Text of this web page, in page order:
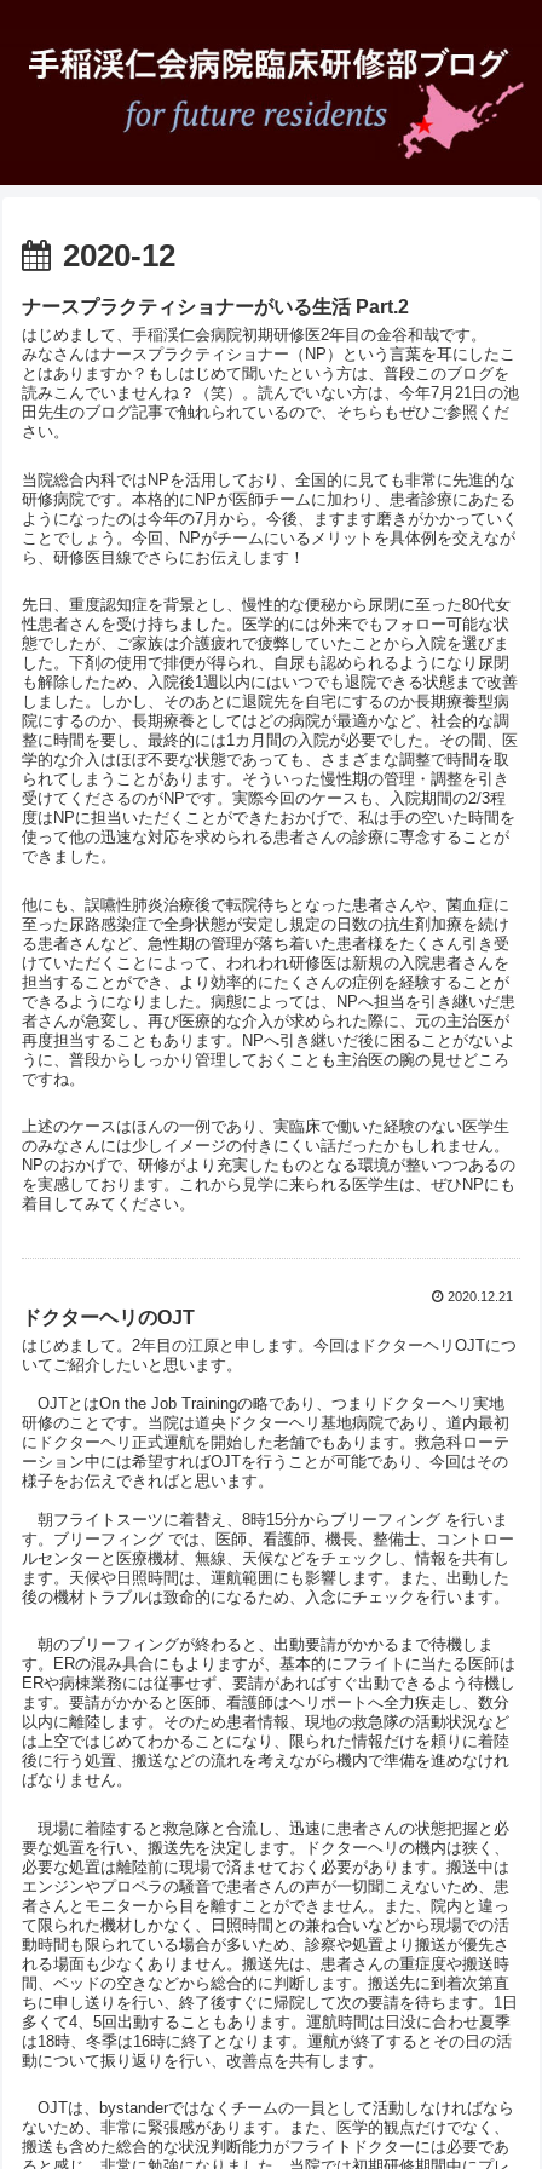
2020-12
ナースプラクティショナーがいる生活 Part.2
はじめまして、手稲渓仁会病院初期研修医2年目の金谷和哉です。
みなさんはナースプラクティショナー（NP）という言葉を耳にしたこ
とはありますか？もしはじめて聞いたという方は、普段このブログを
読みこんでいませんね？（笑）。読んでいない方は、今年7月21日の池
田先生のブログ記事で触れられているので、そちらもぜひご参照くだ
さい。
当院総合内科ではNPを活用しており、全国的に見ても非常に先進的な
研修病院です。本格的にNPが医師チームに加わり、患者診療にあたる
ようになったのは今年の7月から。今後、ますます磨きがかかっていく
ことでしょう。今回、NPがチームにいるメリットを具体例を交えなが
ら、研修医目線でさらにお伝えします！
先日、重度認知症を背景とし、慢性的な便秘から尿閉に至った80代女
性患者さんを受け持ちました。医学的には外来でもフォロー可能な状
態でしたが、ご家族は介護疲れで疲弊していたことから入院を選びま
した。下剤の使用で排便が得られ、自尿も認められるようになり尿閉
も解除したため、入院後1週以内にはいつでも退院できる状態まで改善
しました。しかし、そのあとに退院先を自宅にするのか長期療養型病
院にするのか、長期療養としてはどの病院が最適かなど、社会的な調
整に時間を要し、最終的には1カ月間の入院が必要でした。その間、医
学的な介入はほぼ不要な状態であっても、さまざまな調整で時間を取
られてしまうことがあります。そういった慢性期の管理・調整を引き
受けてくださるのがNPです。実際今回のケースも、入院期間の2/3程
度はNPに担当いただくことができたおかげで、私は手の空いた時間を
使って他の迅速な対応を求められる患者さんの診療に専念することが
できました。
他にも、誤嚥性肺炎治療後で転院待ちとなった患者さんや、菌血症に
至った尿路感染症で全身状態が安定し規定の日数の抗生剤加療を続け
る患者さんなど、急性期の管理が落ち着いた患者様をたくさん引き受
けていただくことによって、われわれ研修医は新規の入院患者さんを
担当することができ、より効率的にたくさんの症例を経験することが
できるようになりました。病態によっては、NPへ担当を引き継いだ患
者さんが急変し、再び医療的な介入が求められた際に、元の主治医が
再度担当することもあります。NPへ引き継いだ後に困ることがないよ
うに、普段からしっかり管理しておくことも主治医の腕の見せどころ
ですね。
上述のケースはほんの一例であり、実臨床で働いた経験のない医学生
のみなさんには少しイメージの付きにくい話だったかもしれません。
NPのおかげで、研修がより充実したものとなる環境が整いつつあるの
を実感しております。これから見学に来られる医学生は、ぜひNPにも
着目してみてください。
2020.12.21
ドクターヘリのOJT
はじめまして。2年目の江原と申します。今回はドクターヘリOJTにつ
いてご紹介したいと思います。
OJTとはOn the Job Trainingの略であり、つまりドクターヘリ実地
研修のことです。当院は道央ドクターヘリ基地病院であり、道内最初
にドクターヘリ正式運航を開始した老舗でもあります。救急科ローテ
ーション中には希望すればOJTを行うことが可能であり、今回はその
様子をお伝えできればと思います。
朝フライトスーツに着替え、8時15分からブリーフィング を行いま
す。ブリーフィング では、医師、看護師、機長、整備士、コントロー
ルセンターと医療機材、無線、天候などをチェックし、情報を共有し
ます。天候や日照時間は、運航範囲にも影響します。また、出動した
後の機材トラブルは致命的になるため、入念にチェックを行います。
朝のブリーフィングが終わると、出動要請がかかるまで待機しま
す。ERの混み具合にもよりますが、基本的にフライトに当たる医師は
ERや病棟業務には従事せず、要請があればすぐ出動できるよう待機し
ます。要請がかかると医師、看護師はヘリポートへ全力疾走し、数分
以内に離陸します。そのため患者情報、現地の救急隊の活動状況など
は上空ではじめてわかることになり、限られた情報だけを頼りに着陸
後に行う処置、搬送などの流れを考えながら機内で準備を進めなけれ
ばなりません。
現場に着陸すると救急隊と合流し、迅速に患者さんの状態把握と必
要な処置を行い、搬送先を決定します。ドクターヘリの機内は狭く、
必要な処置は離陸前に現場で済ませておく必要があります。搬送中は
エンジンやプロペラの騒音で患者さんの声が一切聞こえないため、患
者さんとモニターから目を離すことができません。また、院内と違っ
て限られた機材しかなく、日照時間との兼ね合いなどから現場での活
動時間も限られている場合が多いため、診察や処置より搬送が優先さ
れる場面も少なくありません。搬送先は、患者さんの重症度や搬送時
間、ベッドの空きなどから総合的に判断します。搬送先に到着次第直
ちに申し送りを行い、終了後すぐに帰院して次の要請を待ちます。1日
多くて4、5回出動することもあります。運航時間は日没に合わせ夏季
は18時、冬季は16時に終了となります。運航が終了するとその日の活
動について振り返りを行い、改善点を共有します。
OJTは、bystanderではなくチームの一員として活動しなければなら
ないため、非常に緊張感があります。また、医学的観点だけでなく、
搬送も含めた総合的な状況判断能力がフライトドクターには必要であ